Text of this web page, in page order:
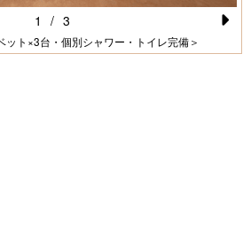
ット×3台・個別シャワー・トイレ完備＞
1 / 3